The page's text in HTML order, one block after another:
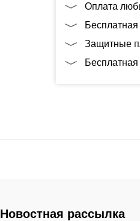
Оплата
Бесплатная
Защитные
Бесплатная
Новостная рассылка